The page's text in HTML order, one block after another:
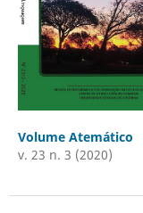
Volume Atemático
v. 23 n. 3 (2020)